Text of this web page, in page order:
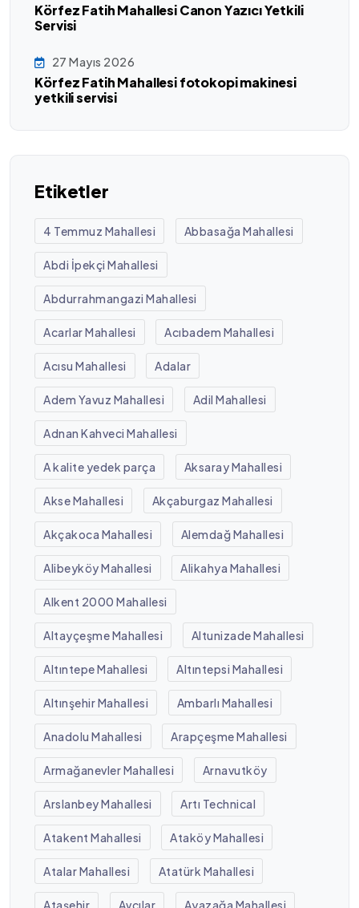
Körfez Fatih Mahallesi Canon Yazıcı Yetkili
Servisi
27 Mayıs 2026
Körfez Fatih Mahallesi fotokopi makinesi
yetkili servisi
Etiketler
4 Temmuz Mahallesi Abbasağa Mahallesi
Abdi İpekçi Mahallesi
Abdurrahmangazi Mahallesi
Acarlar Mahallesi Acıbadem Mahallesi
Acısu Mahallesi Adalar
Adem Yavuz Mahallesi Adil Mahallesi
Adnan Kahveci Mahallesi
A kalite yedek parça Aksaray Mahallesi
Akse Mahallesi Akçaburgaz Mahallesi
Akçakoca Mahallesi Alemdağ Mahallesi
Alibeyköy Mahallesi Alikahya Mahallesi
Alkent 2000 Mahallesi
Altayçeşme Mahallesi Altunizade Mahallesi
Altıntepe Mahallesi Altıntepsi Mahallesi
Altınşehir Mahallesi Ambarlı Mahallesi
Anadolu Mahallesi Arapçeşme Mahallesi
Armağanevler Mahallesi Arnavutköy
Arslanbey Mahallesi Artı Technical
Atakent Mahallesi Ataköy Mahallesi
Atalar Mahallesi Atatürk Mahallesi
Ataşehir Avcılar Ayazağa Mahallesi